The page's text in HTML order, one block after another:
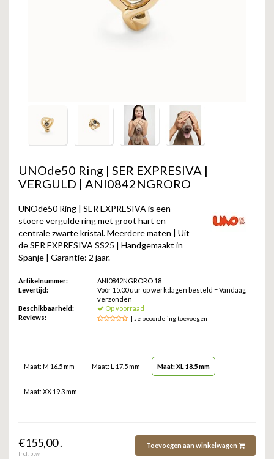
SILK | SALE
KARMA
CAMPS & CAMPS
BERNICE
ZAG BIJOUX
LILLY
SER INTREPIDA | SS25
CADEAUTJES VANAF € 100
UNOde50 Ring | SER EXPRESIVA |
VERGULD | ANI0842NGRORO
UNOde50 Ring | SER EXPRESIVA is een
stoere vergulde ring met groot hart en
centrale zwarte kristal. Meerdere maten | Uit
de SER EXPRESIVA SS25 | Handgemaakt in
Spanje | Garantie: 2 jaar.
Artikelnummer:
ANI0842NGRORO 18
Levertijd:
Vóór 15.00 uur op werkdagen besteld = Vandaag
verzonden
Beschikbaarheid:
Op voorraad
Reviews:
| Je beoordeling toevoegen
Maat: M 16.5 mm Maat: L 17.5 mm Maat: XL 18.5 mm
Maat: XX 19.3 mm
€155,00 .
Incl. btw
Toevoegen aan winkelwagen